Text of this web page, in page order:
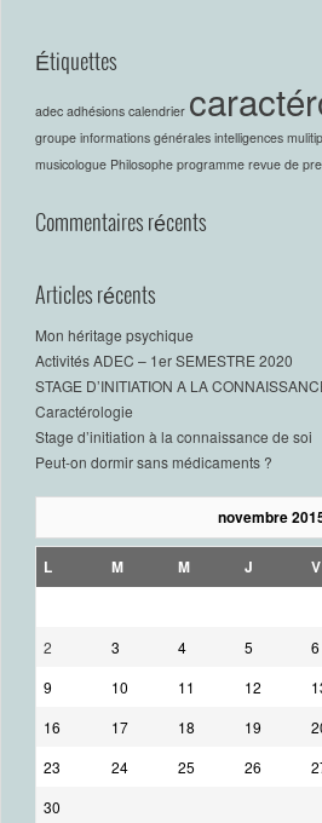
Étiquettes
adec adhésions calendrier
groupe informations générales intelligences
musicologue Philosophe programme revue de
Commentaires récents
Articles récents
Mon héritage psychique
Activités ADEC – 1er SEMESTRE 2020
STAGE D’INITIATION A LA
Caractérologie
Stage d’initiation à la connaissance de soi
Peut-on dormir sans médicaments ?
novembre
L M M J V
2
3 4 5 6
9
10 11 12
16
17 18 19
23
24 25 26
30